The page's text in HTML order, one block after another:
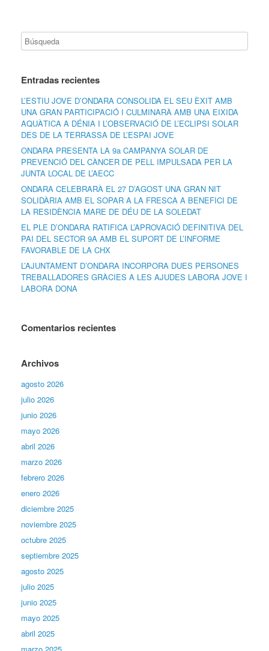
Entradas recientes
L’ESTIU JOVE D’ONDARA CONSOLIDA EL SEU ÈXIT AMB
UNA GRAN PARTICIPACIÓ I CULMINARÀ AMB UNA EIXIDA
AQUÀTICA A DÉNIA I L’OBSERVACIÓ DE L’ECLIPSI SOLAR
DES DE LA TERRASSA DE L’ESPAI JOVE
ONDARA PRESENTA LA 9a CAMPANYA SOLAR DE
PREVENCIÓ DEL CÀNCER DE PELL IMPULSADA PER LA
JUNTA LOCAL DE L’AECC
ONDARA CELEBRARÀ EL 27 D’AGOST UNA GRAN NIT
SOLIDÀRIA AMB EL SOPAR A LA FRESCA A BENEFICI DE
LA RESIDÈNCIA MARE DE DÉU DE LA SOLEDAT
EL PLE D’ONDARA RATIFICA L’APROVACIÓ DEFINITIVA DEL
PAI DEL SECTOR 9A AMB EL SUPORT DE L’INFORME
FAVORABLE DE LA CHX
L’AJUNTAMENT D’ONDARA INCORPORA DUES PERSONES
TREBALLADORES GRÀCIES A LES AJUDES LABORA JOVE I
LABORA DONA
Comentarios recientes
Archivos
agosto 2026
julio 2026
junio 2026
mayo 2026
abril 2026
marzo 2026
febrero 2026
enero 2026
diciembre 2025
noviembre 2025
octubre 2025
septiembre 2025
agosto 2025
julio 2025
junio 2025
mayo 2025
abril 2025
marzo 2025